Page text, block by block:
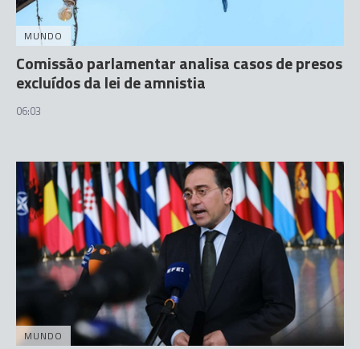
MUNDO
Comissão parlamentar analisa casos de presos
excluídos da lei de amnistia
06:03
MUNDO